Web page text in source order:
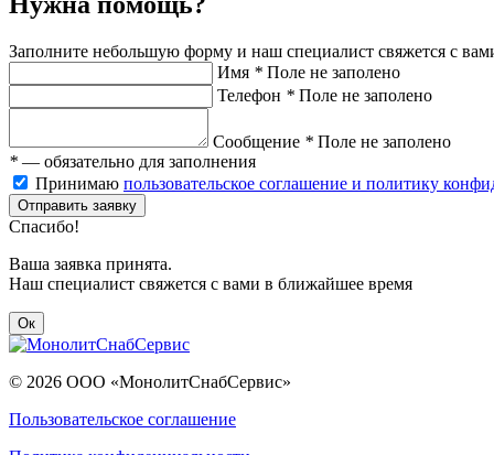
Заполните небольшую форму и наш специалист свяжется с
Имя * Поле не заполено
Телефон * Поле не заполено
Сообщение * Поле не заполено
* — обязательно для заполнения
Принимаю пользовательское соглашение и политику
Отправить заявку
Спасибо!
Ваша заявка принята.
Наш специалист свяжется с вами в ближайшее время
Ок
© 2026 ООО «МонолитСнабСервис»
Пользовательское соглашение